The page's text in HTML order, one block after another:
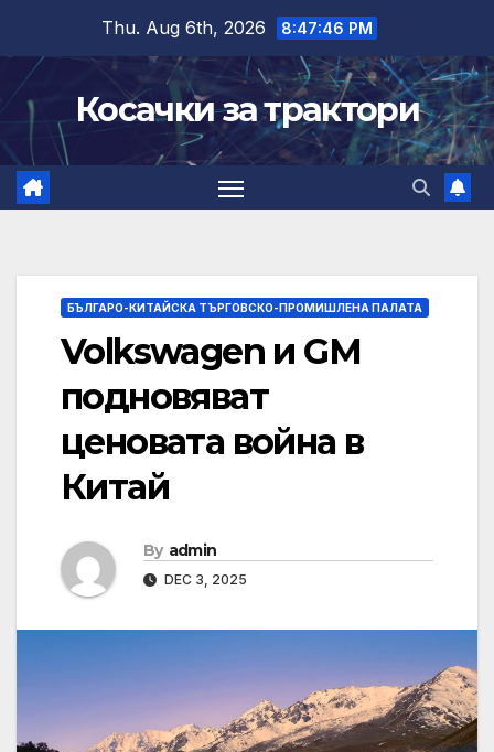
content
Thu. Aug 6th, 2026 8:47:47 PM
Косачки за трактори
БЪЛГАРО-КИТАЙСКА ТЪРГОВСКО-ПРОМИШЛЕНА ПАЛАТА
Volkswagen и GM
подновяват
ценовата война в
Китай
By admin
DEC 3, 2025